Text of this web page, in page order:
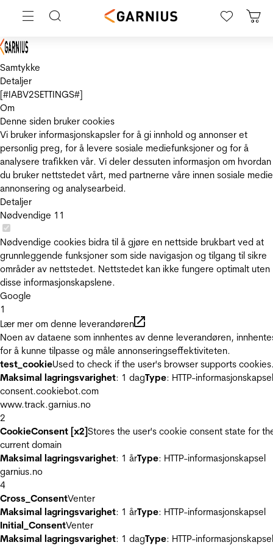
Samtykke
Detaljer
[#IABV2SETTINGS#]
Om
Denne siden bruker cookies
Vi bruker informasjonskapsler for å gi innhold og annonser et
personlig preg, for å levere sosiale mediefunksjoner og for å
analysere trafikken vår. Vi deler dessuten informasjon om hvordan
du bruker nettstedet vårt, med partnerne våre innen sosiale
annonsering og analysearbeid.
Detaljer
Nødvendige 11
Nødvendige cookies bidra til å gjøre en nettside brukbart ved at
grunnleggende funksjoner som side navigasjon og tilgang til sikre
områder av nettstedet. Nettstedet kan ikke fungere optimalt uten
disse informasjonskapslene.
Google
1
Lær mer om denne leverandøren
Noen av dataene som innhentes av denne leverandøren,
for å kunne tilpasse og måle annonseringseffektiviteten.
test_cookieUsed to check if the user's browser supports
Maksimal lagringsvarighet: 1 dagType: HTTP-informasjonskapsel
consent.cookiebot.com
www.track.garnius.no
2
CookieConsent [x2]Stores the user's cookie consent state for
current domain
Maksimal lagringsvarighet: 1 årType: HTTP-informasjonskapsel
garnius.no
4
Cross_ConsentVenter
Maksimal lagringsvarighet: 1 årType: HTTP-informasjonskapsel
Initial_ConsentVenter
Maksimal lagringsvarighet: 1 dagType: HTTP-informasjonskapsel